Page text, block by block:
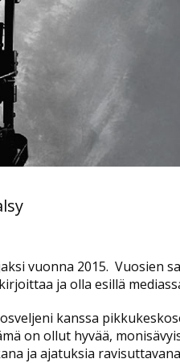
vuonna 2015. Vuosien
ja olla esillä
kanssa
on ollut hyvää,
ja ajatuksia